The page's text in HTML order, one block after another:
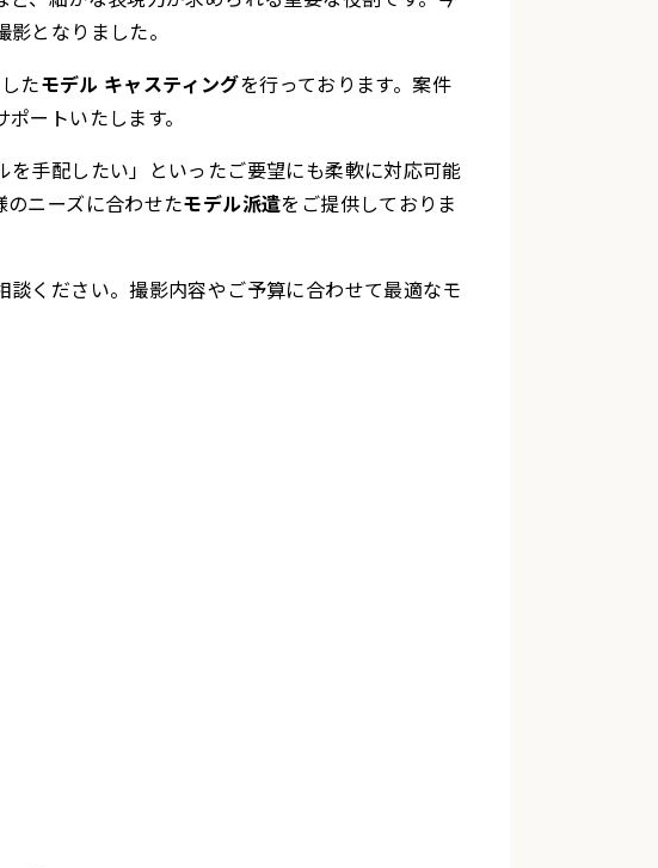
となりました。
たモデル キャスティングを行っております。案件
ートいたします。
を手配したい」といったご要望にも柔軟に対応可能
ニーズに合わせたモデル派遣をご提供しておりま
ください。撮影内容やご予算に合わせて最適なモ